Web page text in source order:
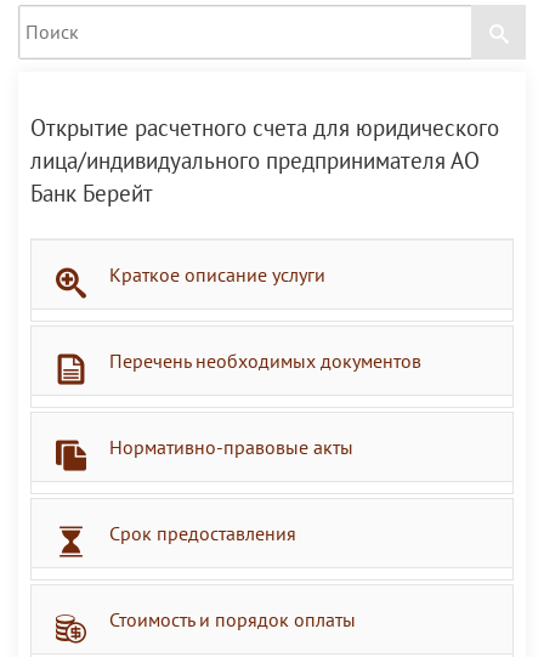
Открытие расчетного счета для юридического
лица/индивидуального предпринимателя АО
Банк Берейт
Краткое описание услуги
Перечень необходимых документов
Нормативно-правовые акты
Срок предоставления
Стоимость и порядок оплаты